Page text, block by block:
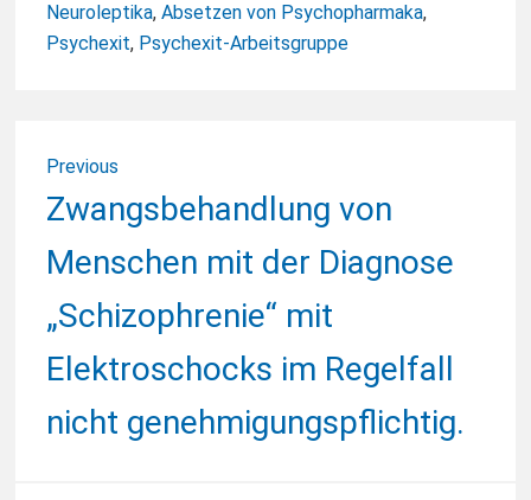
Neuroleptika, Absetzen von Psychopharmaka,
Psychexit, Psychexit-Arbeitsgruppe
Previous
Previous
post:
Zwangsbehandlung von
Menschen mit der Diagnose
„Schizophrenie“ mit
Elektroschocks im Regelfall
nicht genehmigungspflichtig.